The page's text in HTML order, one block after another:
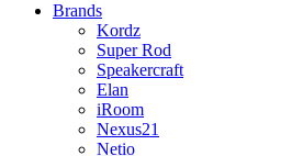
Brands
Kordz
Super Rod
Speakercraft
Elan
iRoom
Nexus21
Netio